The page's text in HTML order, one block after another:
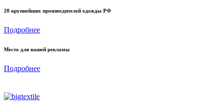
20 крупнейших производителей одежды РФ
Подробнее
Место для вашей рекламы
Подробнее